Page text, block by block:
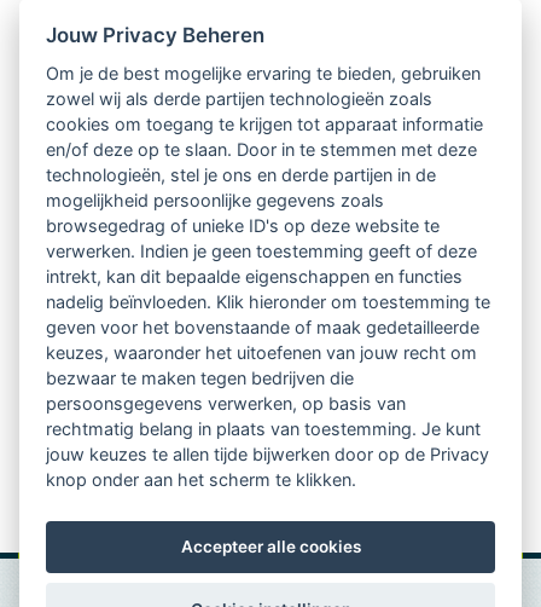
Nieuwsbrief
Ontvang 10 x per jaar de LVSC-
relatienieuwsbrief met o.a.:
vrij toegankelijke TsvB-artikelen
nieuws op het vlak van professioneel
begeleiden
informatie over LVSC-activiteiten
Aanmelden nieuwsbrief
Jouw Privacy Beheren
Om je de best mogelijke ervaring te bieden, gebruiken
zowel wij als derde partijen technologieën zoals
cookies om toegang te krijgen tot apparaat informatie
en/of deze op te slaan. Door in te stemmen met deze
technologieën, stel je ons en derde partijen in de
mogelijkheid persoonlijke gegevens zoals
browsegedrag of unieke ID's op deze website te
verwerken. Indien je geen toestemming geeft of deze
intrekt, kan dit bepaalde eigenschappen en functies
nadelig beïnvloeden. Klik hieronder om toestemming te
geven voor het bovenstaande of maak gedetailleerde
keuzes, waaronder het uitoefenen van jouw recht om
bezwaar te maken tegen bedrijven die
persoonsgegevens verwerken, op basis van
rechtmatig belang in plaats van toestemming. Je kunt
jouw keuzes te allen tijde bijwerken door op de Privacy
knop onder aan het scherm te klikken.
Accepteer alle cookies